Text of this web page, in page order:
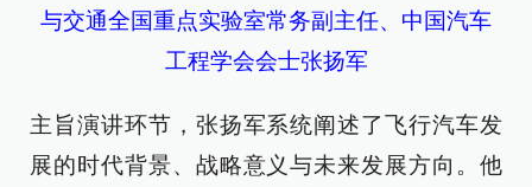
与交通全国重点实验室常务副主任、中国汽车
工程学会会士张扬军
主旨演讲环节，张扬军系统阐述了飞行汽车发
展的时代背景、战略意义与未来发展方向。他